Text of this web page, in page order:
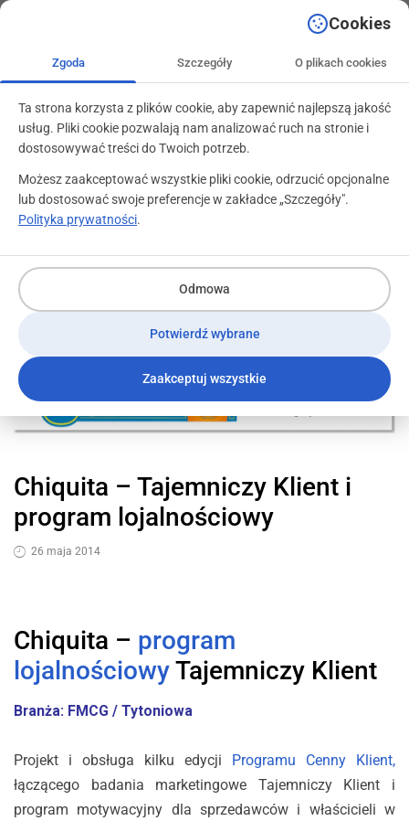
kontakt@programylojalnosciowe.pl
Chiquita – Tajemniczy Klient i
program lojalnościowy
26 maja 2014
Chiquita – program
lojalnościowyTajemniczy Klient
Branża: FMCG / Tytoniowa
Projekt i obsługa kilku edycji Programu Cenny Klient,
łączącego badania marketingowe Tajemniczy Klient i
program motywacyjny dla sprzedawców i właścicieli w
Cookies
Zgoda Szczegóły O plikach cookies
Ta strona korzysta z plików cookie, aby zapewnić najlepszą jakość
usług. Pliki cookie pozwalają nam analizować ruch na stronie i
dostosowywać treści do Twoich potrzeb.
Możesz zaakceptować wszystkie pliki cookie, odrzucić opcjonalne
lub dostosować swoje preferencje w zakładce „Szczegóły".
Polityka prywatności.
Odmowa
Potwierdź wybrane
Zaakceptuj wszystkie